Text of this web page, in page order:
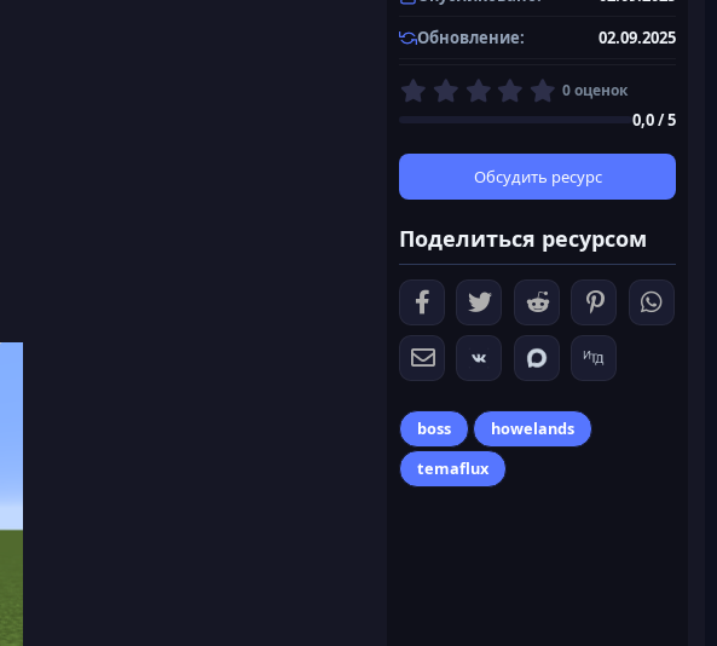
Обновление
02.09.2025
0
0
з
в
ё
з
д
0 оценок
0,0 / 5
Обсудить ресурс
Поделиться ресурсом
boss
howelands
temaflux